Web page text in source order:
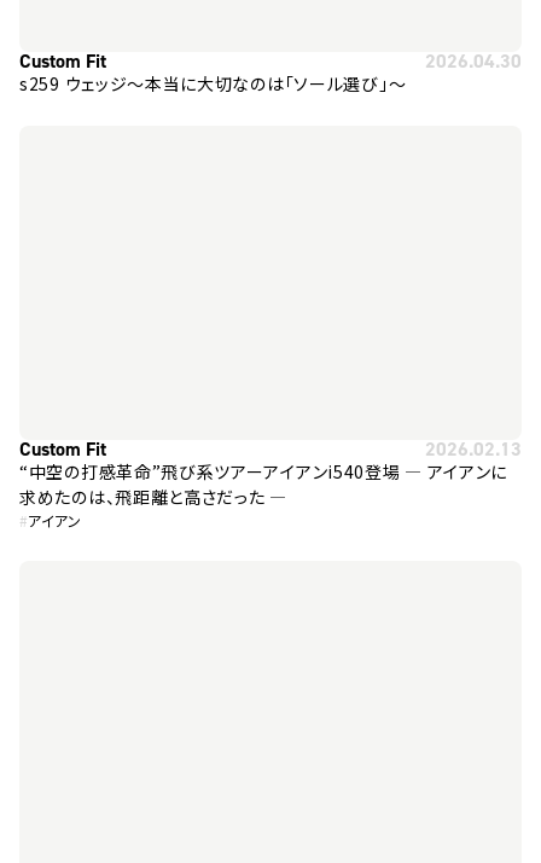
Custom Fit 2026.04.30
s259 ウェッジ～本当に大切なのは「ソール選び」～
Custom Fit 2026.02.13
“中空の打感革命”飛び系ツアーアイアンi540登場 ― アイアンに
求めたのは、飛距離と高さだった ―
#アイアン